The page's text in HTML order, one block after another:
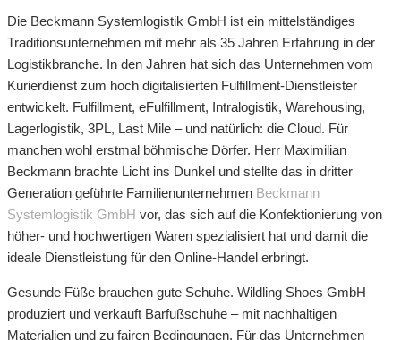
Die Beckmann Systemlogistik GmbH ist ein mittelständiges
Traditionsunternehmen mit mehr als 35 Jahren Erfahrung in der
Logistikbranche. In den Jahren hat sich das Unternehmen vom
Kurierdienst zum hoch digitalisierten Fulfillment-Dienstleister
entwickelt. Fulfillment, eFulfillment, Intralogistik, Warehousing,
Lagerlogistik, 3PL, Last Mile – und natürlich: die Cloud. Für
manchen wohl erstmal böhmische Dörfer. Herr Maximilian
Beckmann brachte Licht ins Dunkel und stellte das in dritter
Generation geführte Familienunternehmen Beckmann
Systemlogistik GmbH vor, das sich auf die Konfektionierung von
höher- und hochwertigen Waren spezialisiert hat und damit die
ideale Dienstleistung für den Online-Handel erbringt.
Gesunde Füße brauchen gute Schuhe. Wildling Shoes GmbH
produziert und verkauft Barfußschuhe – mit nachhaltigen
Materialien und zu fairen Bedingungen. Für das Unternehmen